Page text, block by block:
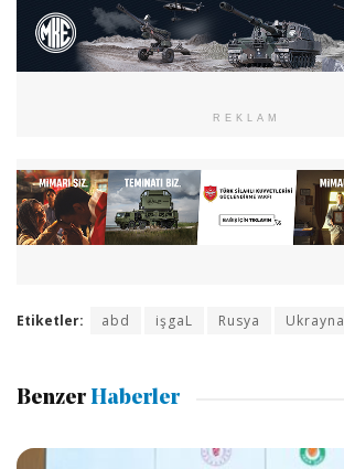
REKLAM
Etiketler: abd işgaL Rusya Ukrayna
Benzer Haberler